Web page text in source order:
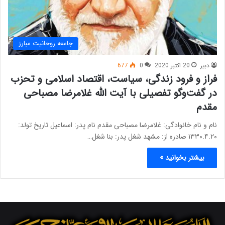
جامعه روحانیت مبارز
دبیر 20 اکتبر 2020 0
677
فراز و فرود زندگی، سیاست، اقتصاد اسلامی و تحزب
در گفت‌وگو تفصیلی با آیت الله غلامرضا مصباحی
مقدم
نام و نام خانوادگی: غلامرضا مصباحی مقدم نام پدر: اسماعیل تاریخ تولد:
۱۳۳۰.۴.۲۰ صادره از: مشهد شغل پدر: بنا شغل…
بیشتر بخوانید »